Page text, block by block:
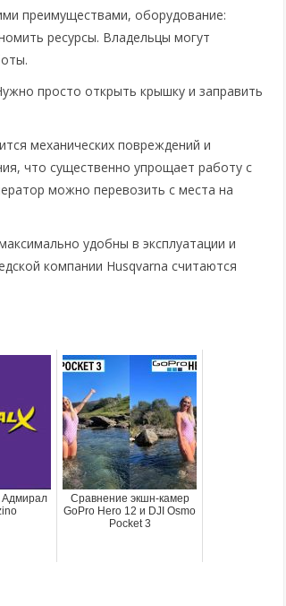
преимуществами, оборудование:
ресурсы. Владельцы могут
просто открыть крышку и заправить
механических повреждений и
что существенно упрощает работу с
можно перевозить с места на
удобны в эксплуатации и
компании Husqvarna считаются
Адмирал
Сравнение экшн-камер
GoPro Hero 12 и DJI Osmo
Pocket 3